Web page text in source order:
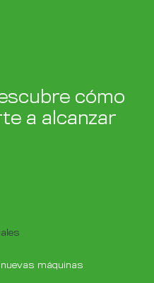
cómo
a alcanzar
máquinas